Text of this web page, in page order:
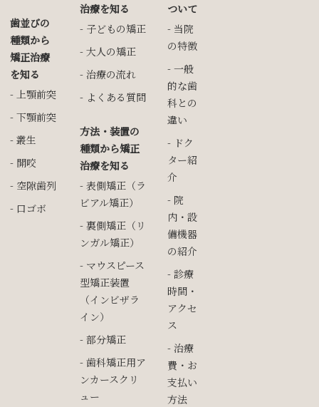
歯並びの
種類から
矯正治療
を知る
上顎前突
下顎前突
叢生
開咬
空隙歯列
口ゴボ
治療を知る
子どもの矯正
大人の矯正
治療の流れ
よくある質問
方法・装置の
種類から矯正
治療を知る
表側矯正（ラ
ビアル矯正）
裏側矯正（リ
ンガル矯正）
マウスピース
型矯正装置
（インビザラ
イン）
部分矯正
歯科矯正用ア
ンカースクリ
ュー
ついて
当院
の特徴
一般
的な歯
科との
違い
ドク
ター紹
介
院
内・設
備機器
の紹介
診療
時間・
アクセ
ス
治療
費・お
支払い
方法